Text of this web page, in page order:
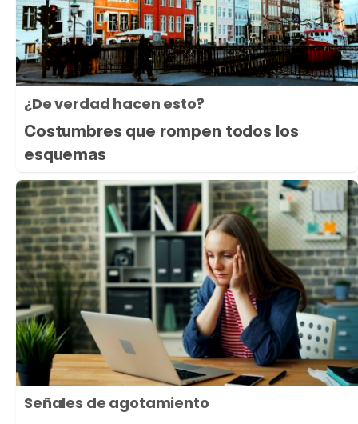
¿De verdad hacen esto?
Costumbres que rompen todos los
esquemas
Señales de agotamiento